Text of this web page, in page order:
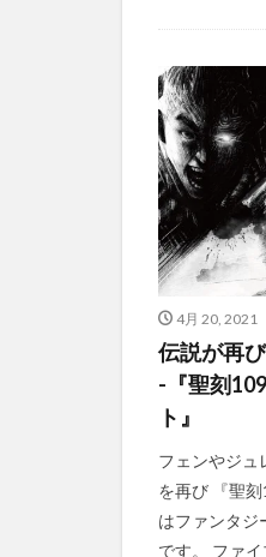
4月 20, 2021
伝説が再び
-『聖刻
ト』
フェンやジュ
を再び 『聖
はファンタジ
です。 ファ